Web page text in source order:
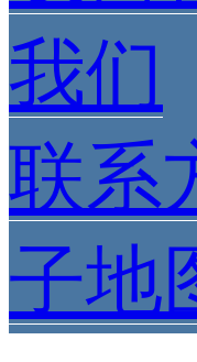
我们
联系
子地